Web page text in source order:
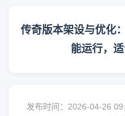
传奇版本架设与优化
能运行，
发布时间：2026-04-26